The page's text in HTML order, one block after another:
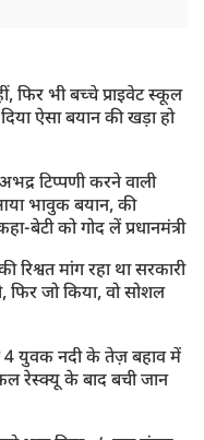
फिर भी बच्चे प्राइवेट स्कूल
ऐसा बयान की खड़ा हो
टिप्पणी करने वाली
भावुक बयान, की
बेटी को गोद लें प्रधानमंत्री
रिश्वत मांग रहा था सरकारी
फिर जो किया, वो सोशल
4 युवक नदी के तेज़ बहाव में
रेस्क्यू के बाद बची जान